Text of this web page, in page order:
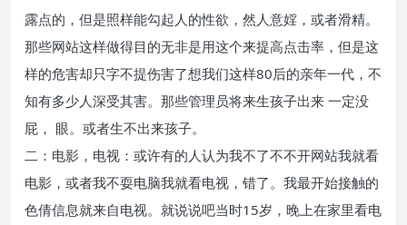
露点的，但是照样能勾起人的性欲，然人意婬，或者滑精。
那些网站这样做得目的无非是用这个来提高点击率，但是这
样的危害却只字不提伤害了想我们这样80后的亲年一代，不
知有多少人深受其害。那些管理员将来生孩子出来 一定没
屁， 眼。或者生不出来孩子。
二：电影，电视：或许有的人认为我不了不不开网站我就看
电影，或者我不耍电脑我就看电视，错了。我最开始接触的
色倩信息就来自电视。就说说吧当时15岁，晚上在家里看电